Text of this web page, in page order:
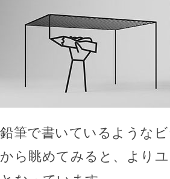
鉛筆で書いているような
から眺めてみると、より